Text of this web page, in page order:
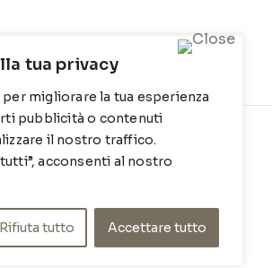
tua privacy
migliorare la tua esperienza
pubblicità o contenuti
il nostro traffico.
acconsenti al nostro
Rifiuta tutto Accettare tutto
1316 - 70044
INFO
Cookie Policy
Privacy Policy